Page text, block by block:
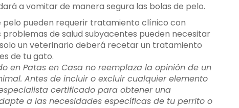
a vomitar de manera segura las bolas de pelo.
pelo pueden requerir tratamiento clínico con
problemas de salud subyacentes pueden necesitar
un veterinario deberá recetar un tratamiento
de tu gato.
en Patas en Casa no reemplaza la opinión de un
Antes de incluir o excluir cualquier elemento
certificado para obtener una
a las necesidades específicas de tu perrito o